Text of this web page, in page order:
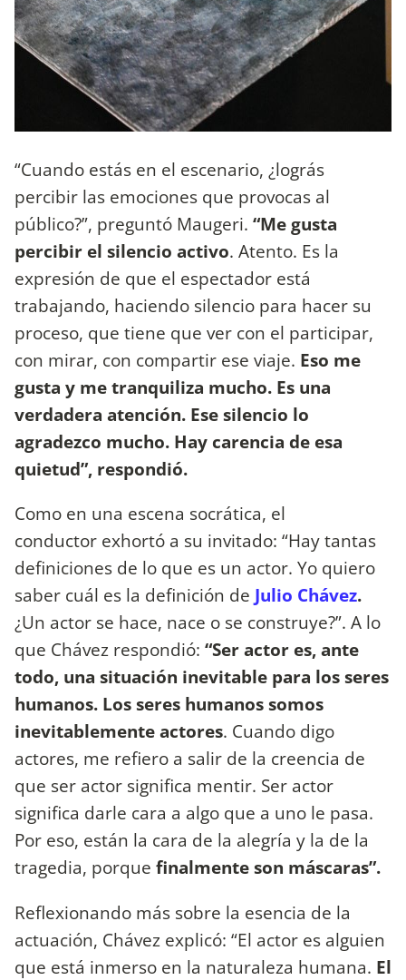
“Cuando estás en el escenario, ¿lográs
percibir las emociones que provocas al
público?”, preguntó Maugeri. “Me gusta
percibir el silencio activo. Atento. Es la
expresión de que el espectador está
trabajando, haciendo silencio para hacer su
proceso, que tiene que ver con el participar,
con mirar, con compartir ese viaje. Eso me
gusta y me tranquiliza mucho. Es una
verdadera atención. Ese silencio lo
agradezco mucho. Hay carencia de esa
quietud”, respondió.
Como en una escena socrática, el
conductor exhortó a su invitado: “Hay tantas
definiciones de lo que es un actor. Yo quiero
saber cuál es la definición de Julio Chávez.
¿Un actor se hace, nace o se construye?”. A lo
que Chávez respondió: “Ser actor es, ante
todo, una situación inevitable para los seres
humanos. Los seres humanos somos
inevitablemente actores. Cuando digo
actores, me refiero a salir de la creencia de
que ser actor significa mentir. Ser actor
significa darle cara a algo que a uno le pasa.
Por eso, están la cara de la alegría y la de la
tragedia, porque finalmente son máscaras”.
Reflexionando más sobre la esencia de la
actuación, Chávez explicó: “El actor es alguien
que está inmerso en la naturaleza humana. El